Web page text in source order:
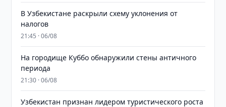
В Узбекистане раскрыли схему уклонения от
налогов
21:45 · 06/08
На городище Куббо обнаружили стены античного
периода
21:30 · 06/08
Узбекистан признан лидером туристического роста